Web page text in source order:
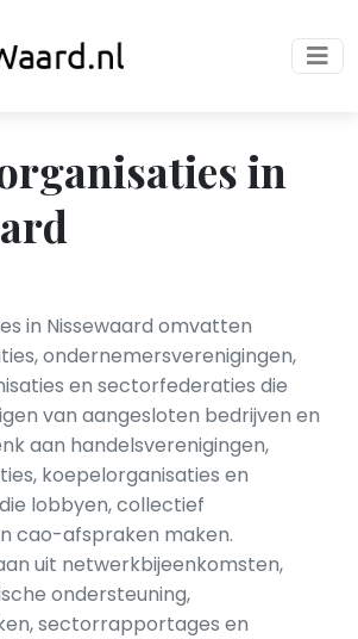
in
in Nissewaard omvatten
ondernemersverenigingen,
en sectorfederaties die
van aangesloten bedrijven en
aan handelsverenigingen,
koepelorganisaties en
lobbyen, collectief
cao-afspraken maken.
uit netwerkbijeenkomsten,
ondersteuning,
sectorrapportages en